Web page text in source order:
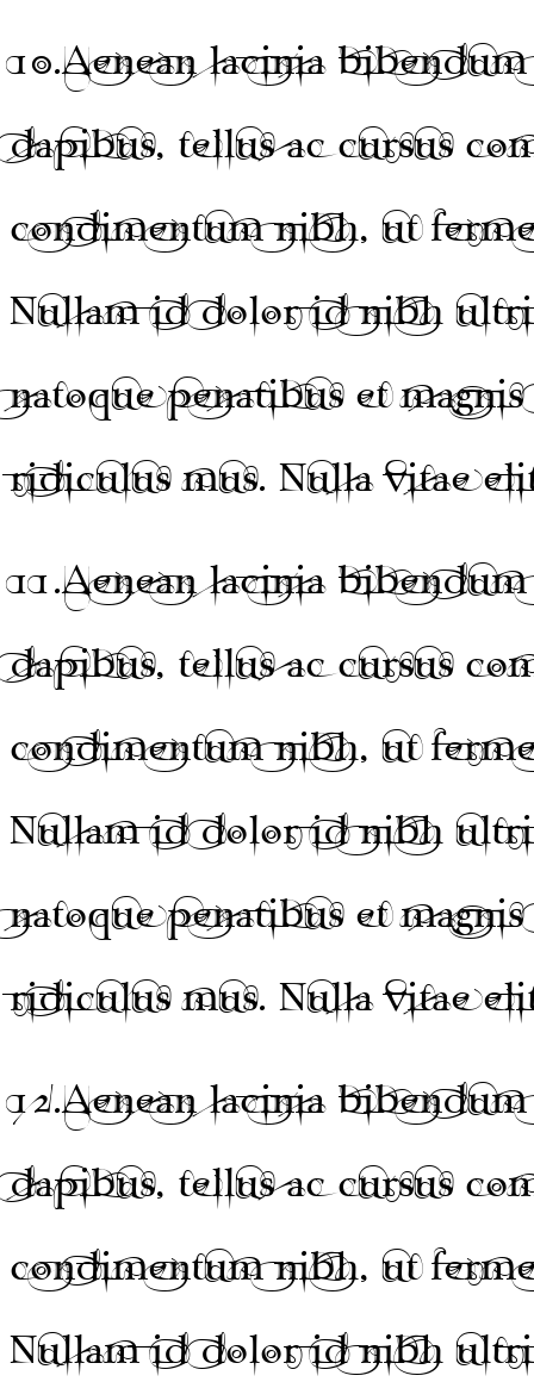
10.Aenean lacinia
dapibus, tellus ac cursus
condimentum nibh, ut
Nullam id dolor id nibh
natoque penatibus et
ridiculus mus. Nulla vitae
11.Aenean lacinia
dapibus, tellus ac cursus
condimentum nibh, ut
Nullam id dolor id nibh
natoque penatibus et
ridiculus mus. Nulla vitae
12.Aenean lacinia
dapibus, tellus ac cursus
condimentum nibh, ut
Nullam id dolor id nibh